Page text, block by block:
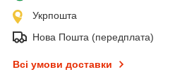
Укрпошта
Нова Пошта (передплата)
Всі умови доставки